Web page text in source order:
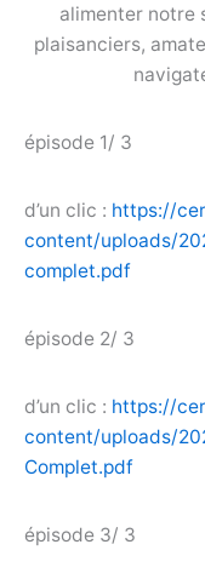
alimenter notre
plaisanciers,
épisode 1/ 3
d’un clic : https://
content/uploads/
complet.pdf
épisode 2/ 3
d’un clic : https://
content/uploads/
Complet.pdf
épisode 3/ 3